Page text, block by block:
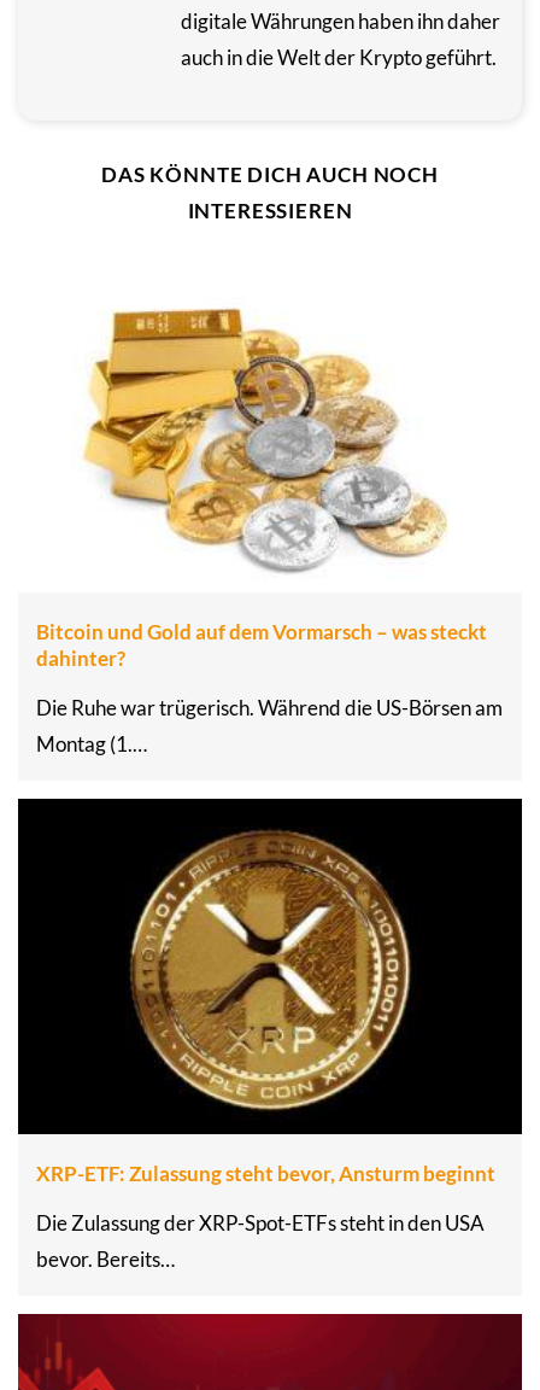
digitale Währungen haben ihn daher
auch in die Welt der Krypto geführt.
DAS KÖNNTE DICH AUCH NOCH
INTERESSIEREN
Bitcoin und Gold auf dem Vormarsch – was steckt
dahinter?
Die Ruhe war trügerisch. Während die US-Börsen am
Montag (1.…
XRP-ETF: Zulassung steht bevor, Ansturm beginnt
Die Zulassung der XRP-Spot-ETFs steht in den USA
bevor. Bereits…